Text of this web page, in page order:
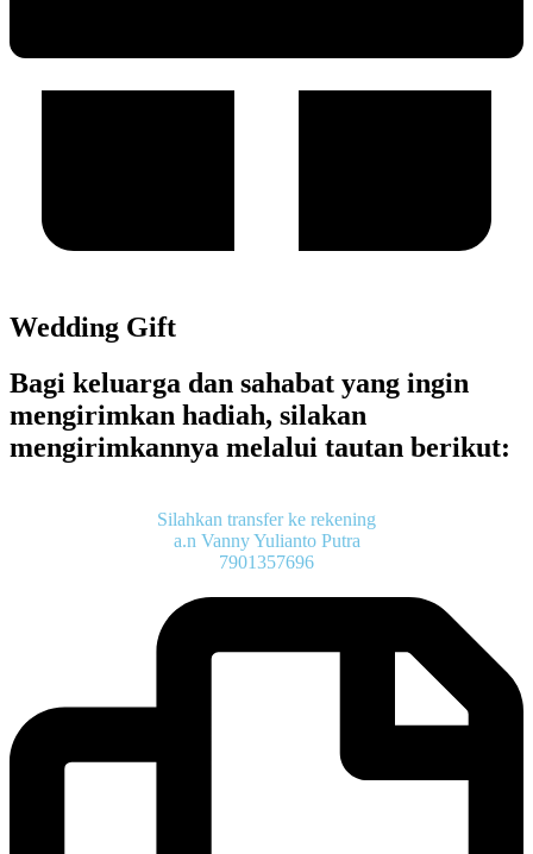
Wedding Gift
Bagi keluarga dan sahabat yang ingin
mengirimkan hadiah, silakan
mengirimkannya melalui tautan berikut:
Silahkan transfer ke rekening
a.n Vanny Yulianto Putra
7901357696